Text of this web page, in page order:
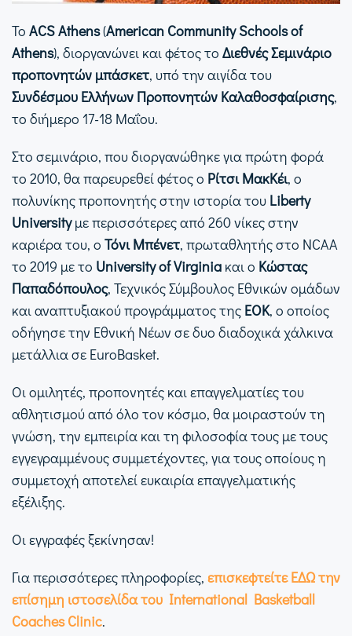
Το ΑCS Athens(American Community Schools of
Athens), διοργανώνει και φέτος το Διεθνές Σεμινάριο
προπονητών μπάσκετ, υπό την αιγίδα του
Συνδέσμου Ελλήνων Προπονητών Καλαθοσφαίρισης,
το διήμερο 17-18 Μαΐου.
Στο σεμινάριο, που διοργανώθηκε για πρώτη φορά
το 2010, θα παρευρεθεί φέτος ο Ρίτσι ΜακΚέι, ο
πολυνίκης προπονητής στην ιστορία του Liberty
Universityμε περισσότερες από 260 νίκες στην
καριέρα του, ο Τόνι Μπένετ, πρωταθλητής στο NCAA
το 2019 με το University of Virginia και ο Κώστας
Παπαδόπουλος, Τεχνικός Σύμβουλος Εθνικών ομάδων
και αναπτυξιακού προγράμματος της ΕΟΚ, ο οποίος
οδήγησε την Εθνική Νέων σε δυο διαδοχικά χάλκινα
μετάλλια σε EuroBasket.
Οι ομιλητές, προπονητές και επαγγελματίες του
αθλητισμού από όλο τον κόσμο, θα μοιραστούν τη
γνώση, την εμπειρία και τη φιλοσοφία τους με τους
εγγεγραμμένους συμμετέχοντες, για τους οποίους η
συμμετοχή αποτελεί ευκαιρία επαγγελματικής
εξέλιξης.
Οι εγγραφές ξεκίνησαν!
Για περισσότερες πληροφορίες, επισκεφτείτε ΕΔΩ την
επίσημη ιστοσελίδα του International Basketball
Coaches Clinic.